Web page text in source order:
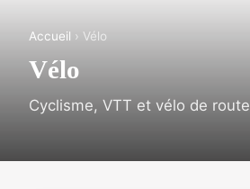
Accueil › Vélo
Vélo
Cyclisme, VTT et vélo de route